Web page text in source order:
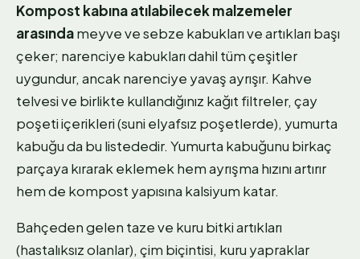
Kompost kabına atılabilecek malzemeler
arasındameyve ve sebze kabukları ve artıkları başı
çeker; narenciye kabukları dahil tüm çeşitler
uygundur, ancak narenciye yavaş ayrışır. Kahve
telvesi ve birlikte kullandığınız kağıt filtreler, çay
poşeti içerikleri (suni elyafsız poşetlerde), yumurta
kabuğu da bu listededir. Yumurta kabuğunu birkaç
parçaya kırarak eklemek hem ayrışma hızını artırır
hem de kompost yapısına kalsiyum katar.
Bahçeden gelen taze ve kuru bitki artıkları
(hastalıksız olanlar), çim biçintisi, kuru yapraklar